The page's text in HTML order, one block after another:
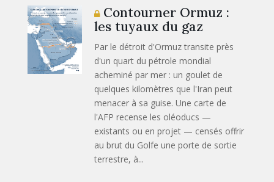
Contourner Ormuz :
les tuyaux du gaz
Par le détroit d'Ormuz transite près
d'un quart du pétrole mondial
acheminé par mer : un goulet de
quelques kilomètres que l'Iran peut
menacer à sa guise. Une carte de
l'AFP recense les oléoducs —
existants ou en projet — censés offrir
au brut du Golfe une porte de sortie
terrestre, à...